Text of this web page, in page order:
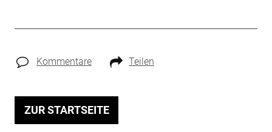
Kommentare Teilen
ZUR STARTSEITE